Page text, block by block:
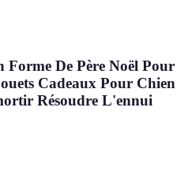
De Père Noël Pour
Cadeaux Pour Chien
Résoudre L'ennui